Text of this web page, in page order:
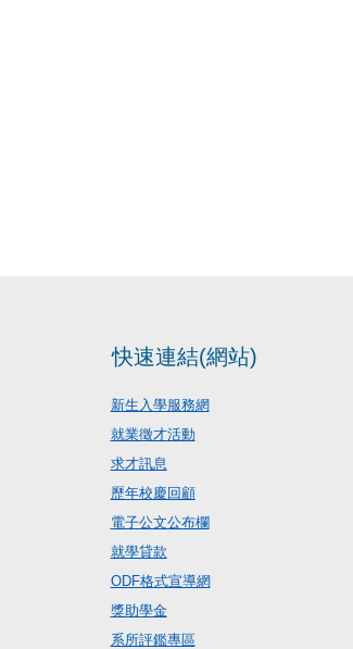
快速連結(網站)
新生入學服務網
就業徵才活動
求才訊息
歷年校慶回顧
電子公文公布欄
就學貸款
ODF格式宣導網
獎助學金
系所評鑑專區